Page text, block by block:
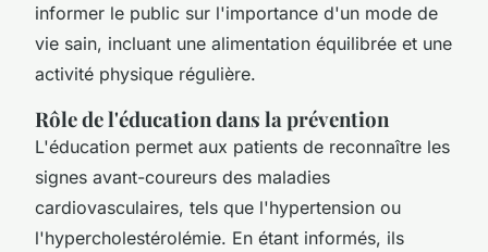
informer le public sur l'importance d'un mode de
vie sain, incluant une alimentation équilibrée et une
activité physique régulière.
Rôle de l'éducation dans la prévention
L'éducation permet aux patients de reconnaître les
signes avant-coureurs des maladies
cardiovasculaires, tels que l'hypertension ou
l'hypercholestérolémie. En étant informés, ils